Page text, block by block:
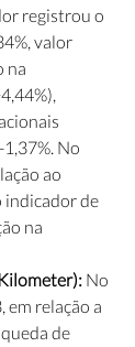
registrou o
valor
na
No
ao
indicador de
na
No
em relação a
de